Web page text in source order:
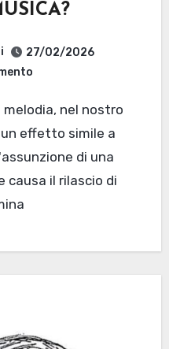
27/02/2026
effetto simile a
di una
causa il rilascio di